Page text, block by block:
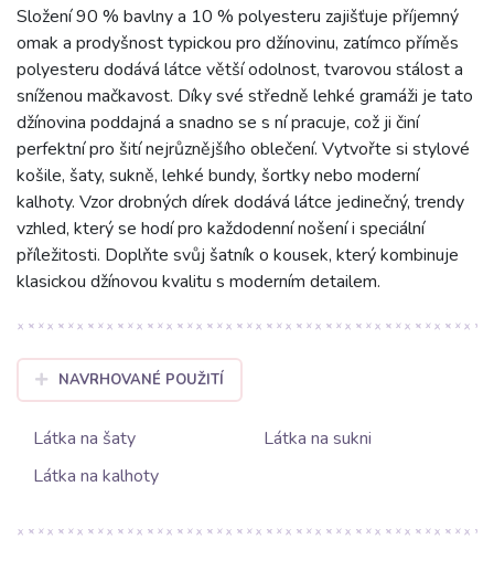
Složení 90 % bavlny a 10 % polyesteru zajišťuje příjemný
omak a prodyšnost typickou pro džínovinu, zatímco příměs
polyesteru dodává látce větší odolnost, tvarovou stálost a
sníženou mačkavost. Díky své středně lehké gramáži je tato
džínovina poddajná a snadno se s ní pracuje, což ji činí
perfektní pro šití nejrůznějšího oblečení. Vytvořte si stylové
košile, šaty, sukně, lehké bundy, šortky nebo moderní
kalhoty. Vzor drobných dírek dodává látce jedinečný, trendy
vzhled, který se hodí pro každodenní nošení i speciální
příležitosti. Doplňte svůj šatník o kousek, který kombinuje
klasickou džínovou kvalitu s moderním detailem.
NAVRHOVANÉ POUŽITÍ
Látka na šaty
Látka na sukni
Látka na kalhoty